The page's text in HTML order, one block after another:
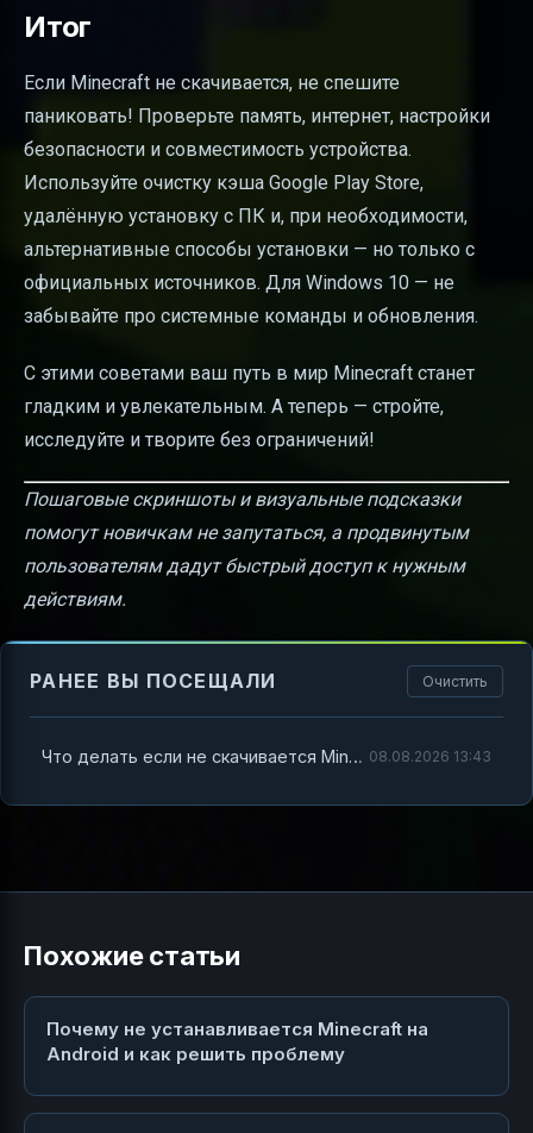
Итог
Если Minecraft не скачивается, не спешите
паниковать! Проверьте память, интернет, настройки
безопасности и совместимость устройства.
Используйте очистку кэша Google Play Store,
удалённую установку с ПК и, при необходимости,
альтернативные способы установки — но только с
официальных источников. Для Windows 10 — не
забывайте про системные команды и обновления.
С этими советами ваш путь в мир Minecraft станет
гладким и увлекательным. А теперь — стройте,
исследуйте и творите без ограничений!
Пошаговые скриншоты и визуальные подсказки
помогут новичкам не запутаться, а продвинутым
пользователям дадут быстрый доступ к нужным
действиям.
РАНЕЕ ВЫ ПОСЕЩАЛИ Очистить
Что делать если не скачивается Minecraft на Android и Windows 10 08.08.2026 13:43
Похожие статьи
Почему не устанавливается Minecraft на
Android и как решить проблему